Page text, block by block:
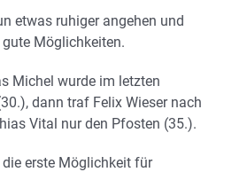
etwas ruhiger angehen und
Möglichkeiten.
Michel wurde im letzten
dann traf Felix Wieser nach
Vital nur den Pfosten (35.).
erste Möglichkeit für